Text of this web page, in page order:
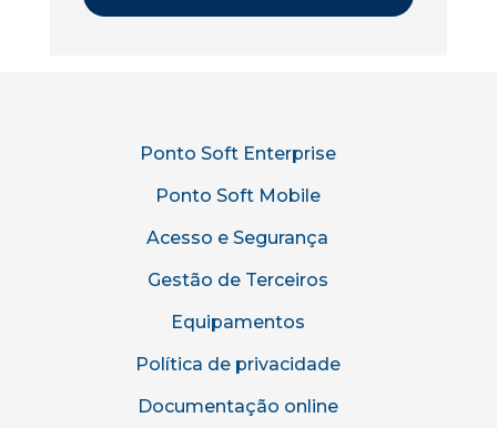
Ponto Soft Enterprise
Ponto Soft Mobile
Acesso e Segurança
Gestão de Terceiros
Equipamentos
Política de privacidade
Documentação online